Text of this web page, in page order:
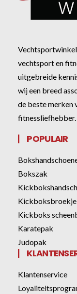
vechtsport en
uitgebreide
wij een breed
de beste merken
fitnessliefhebber.
POPULAIR
Bokszak
Kickboksbroekje
Kickboks
Karatepak
Judopak
Klantenservice